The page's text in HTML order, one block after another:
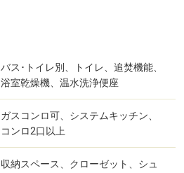
バス･トイレ別、トイレ、追焚機能、
浴室乾燥機、温水洗浄便座
ガスコンロ可、システムキッチン、
コンロ2口以上
収納スペース、クローゼット、シュ